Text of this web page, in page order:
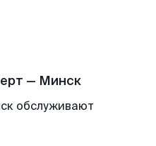
— Минск
обслуживают